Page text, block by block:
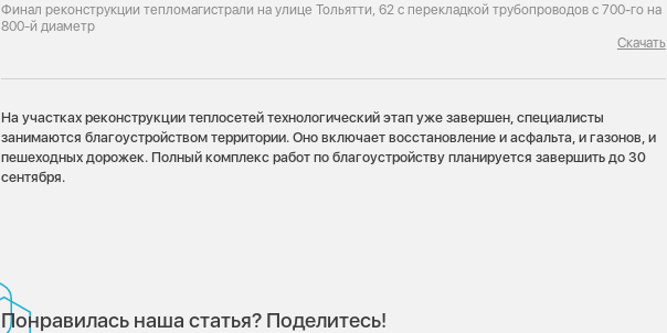
Финал реконструкции тепломагистрали на улице Тольятти, 62 с перекладкой трубопроводов с 700-го на
800-й диаметр
Скачать
На участках реконструкции теплосетей технологический этап уже завершен, специалисты
занимаются благоустройством территории. Оно включает восстановление и асфальта, и газонов, и
пешеходных дорожек. Полный комплекс работ по благоустройству планируется завершить до 30
сентября.
Понравилась наша статья? Поделитесь!